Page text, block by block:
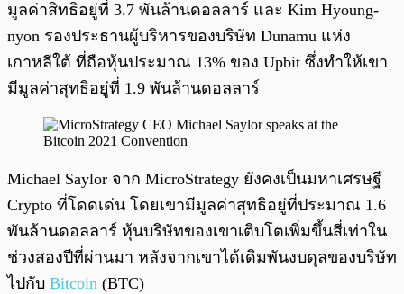
มูลค่าสิทธิอยู่ที่ 3.7 พันล้านดอลลาร์ และ Kim Hyoung-
nyon รองประธานผู้บริหารของบริษัท Dunamu แห่ง
เกาหลีใต้ ที่ถือหุ้นประมาณ 13% ของ Upbit ซึ่งทำให้เขา
มีมูลค่าสุทธิอยู่ที่ 1.9 พันล้านดอลลาร์
Michael Saylor จาก MicroStrategy ยังคงเป็นมหาเศรษฐี
Crypto ที่โดดเด่น โดยเขามีมูลค่าสุทธิอยู่ที่ประมาณ 1.6
พันล้านดอลลาร์ หุ้นบริษัทของเขาเติบโตเพิ่มขึ้นสี่เท่าใน
ช่วงสองปีที่ผ่านมา หลังจากเขาได้เดิมพันงบดุลของบริษัท
ไปกับ Bitcoin (BTC)